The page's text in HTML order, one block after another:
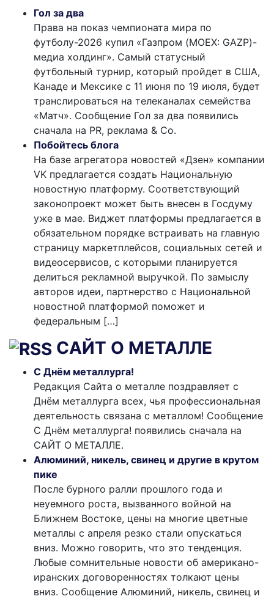
Гол за два
Права на показ чемпионата мира по
футболу-2026 купил «Газпром (MOEX: GAZP)-
медиа холдинг». Самый статусный
футбольный турнир, который пройдет в США,
Канаде и Мексике с 11 июня по 19 июля, будет
транслироваться на телеканалах семейства
«Матч». Сообщение Гол за два появились
сначала на PR, реклама & Co.
Побойтесь блога
На базе агрегатора новостей «Дзен» компании
VK предлагается создать Национальную
новостную платформу. Соответствующий
законопроект может быть внесен в Госдуму
уже в мае. Виджет платформы предлагается в
обязательном порядке встраивать на главную
страницу маркетплейсов, социальных сетей и
видеосервисов, с которыми планируется
делиться рекламной выручкой. По замыслу
авторов идеи, партнерство с Национальной
новостной платформой поможет и
федеральным […]
САЙТ О МЕТАЛЛЕ
С Днём металлурга!
Редакция Сайта о металле поздравляет с
Днём металлурга всех, чья профессиональная
деятельность связана с металлом! Сообщение
С Днём металлурга! появились сначала на
САЙТ О МЕТАЛЛЕ.
Алюминий, никель, свинец и другие в крутом
пике
После бурного ралли прошлого года и
неуемного роста, вызванного войной на
Ближнем Востоке, цены на многие цветные
металлы с апреля резко стали опускаться
вниз. Можно говорить, что это тенденция.
Любые сомнительные новости об американо-
иранских договоренностях толкают цены
вниз. Сообщение Алюминий, никель, свинец и